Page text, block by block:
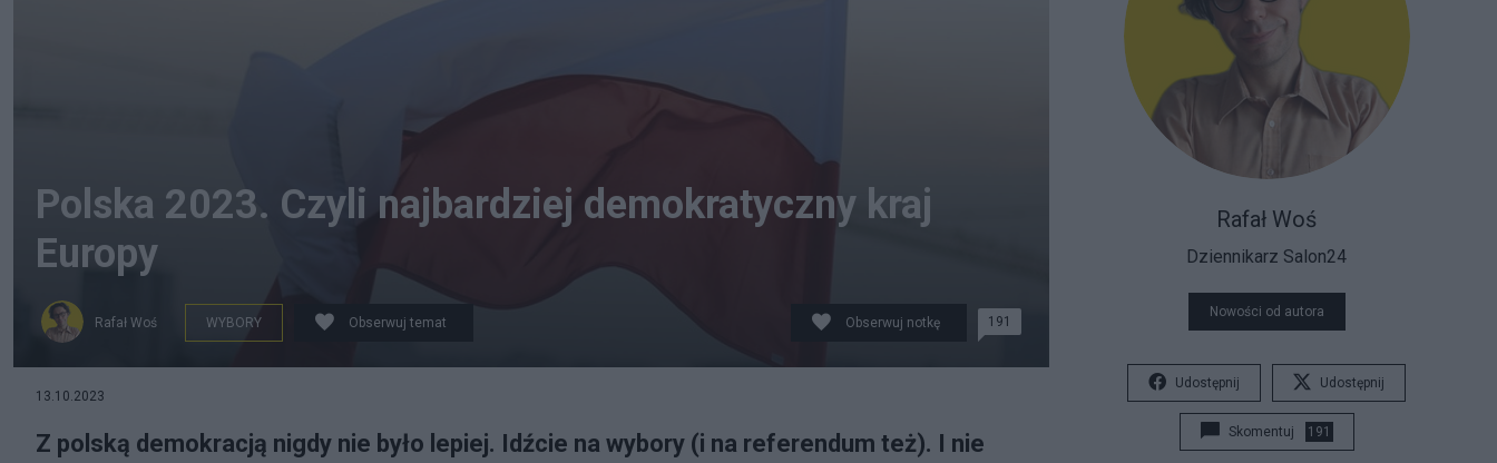
Polska 2023. Czyli najbardziej demokratyczny kraj
Europy
Rafał Woś WYBORY Obserwuj temat Obserwuj notkę 191
13.10.2023
Z polską demokracją nigdy nie było lepiej. Idźcie na wybory (i na referendum też). I nie
Dziennikarz Salon24
Rafał Woś
Nowości od autora
Udostępnij Udostępnij
Skomentuj 191